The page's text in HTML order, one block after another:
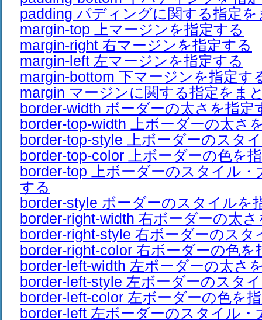
padding パディングに関する指定
margin-top 上マージンを指定する
margin-right 右マージンを指定する
margin-left 左マージンを指定する
margin-bottom 下マージンを指定す
margin マージンに関する指定をま
border-width ボーダーの太さを指定
border-top-width 上ボーダーの太さ
border-top-style 上ボーダーのスタ
border-top-color 上ボーダーの色を
border-top 上ボーダーのスタイル・
する
border-style ボーダーのスタイルを
border-right-width 右ボーダーの太
border-right-style 右ボーダーのスタ
border-right-color 右ボーダーの色を
border-left-width 左ボーダーの太さ
border-left-style 左ボーダーのスタ
border-left-color 左ボーダーの色を
border-left 左ボーダーのスタイル・